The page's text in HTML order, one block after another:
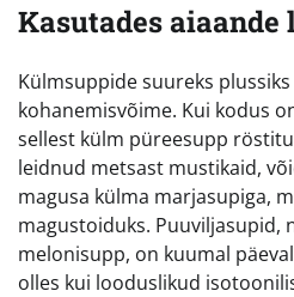
Kasutades
Külmsuppide suureks
kohanemisvõime. Kui kodus
sellest külm püreesupp
leidnud metsast mustikaid,
magusa külma marjasupiga,
magustoiduks. Puuviljasupid,
melonisupp, on kuumal
olles kui looduslikud